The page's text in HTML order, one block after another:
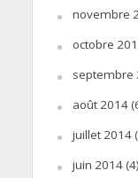
novembre
octobre
septembre
août 2014
juillet 2014
juin 2014(4)